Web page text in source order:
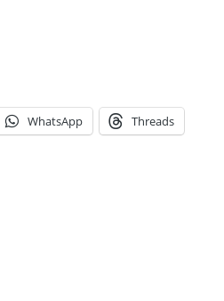
WhatsApp Threads